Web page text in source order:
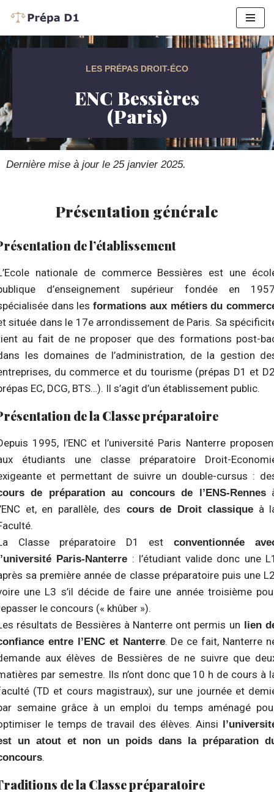
Aller
au
LES PRÉPAS DROIT-ÉCO
ENC Bessières
(Paris)
Dernière mise à jour le 25 janvier 2025.
Présentation générale
de l’établissement
nationale de commerce Bessières est une
d’enseignement supérieur fondée en
dans lesformations aux métiers du
située dans le 17e arrondissement de Paris. Sa
au fait de ne proposer que des formations post-
les domaines de l’administration, de la gestion
du commerce et du tourisme (prépas D1 et
EC, DCG, BTS…). Il s’agit d’un établissement public.
de la Classe préparatoire
1995, l’ENC et l’université Paris Nanterre
étudiants une classe préparatoire Droit-
et permettant de suivre un double-cursus :
de préparation au concours de l’ENS-Rennes
et, en parallèle, des cours de Droit classique à
Classe préparatoire D1 est conventionnée
Paris-Nanterre : l’étudiant valide donc une
sa première année de classe préparatoire puis une
une L3 s’il décide de faire une année troisième
le concours (« khûber »).
résultats de Bessières à Nanterre ont permis un lien
entre l’ENC et Nanterre. De ce fait, Nanterre
aux élèves de Bessières de ne suivre que
par semestre. Ils n’ont donc que 10 h de cours à
(TD et cours magistraux), sur une journée et
semaine grâce à un emploi du temps aménagé
le temps de travail des élèves. Ainsi
un atout et non un poids dans la préparation
.
de la Classe préparatoire